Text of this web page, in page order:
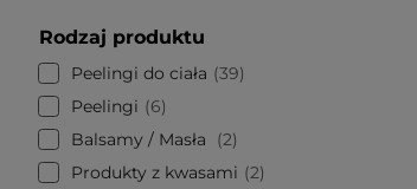
Rodzaj produktu
Peelingi do ciała
39
Peelingi
6
Balsamy / Masła
2
Produkty z kwasami
2